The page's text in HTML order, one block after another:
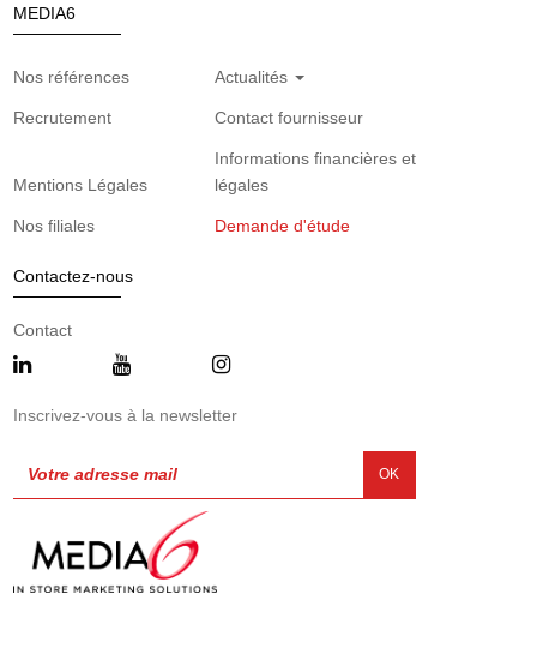
MEDIA6
Nos références Actualités
Recrutement Contact fournisseur
Mentions Légales
Informations financières et
légales
Nos filiales Demande d'étude
Contactez-nous
Contact
Inscrivez-vous à la newsletter
OK